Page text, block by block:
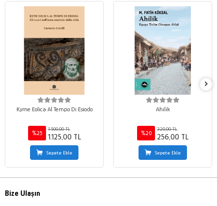
Kyme Eolica Al Tempo Di Esiodo
%25
1.500,00 TL
1.125,00 TL
Sepete Ekle
Ahilik
%20
320,00 TL
256,00 TL
Sepete Ekle
Bize Ulaşın